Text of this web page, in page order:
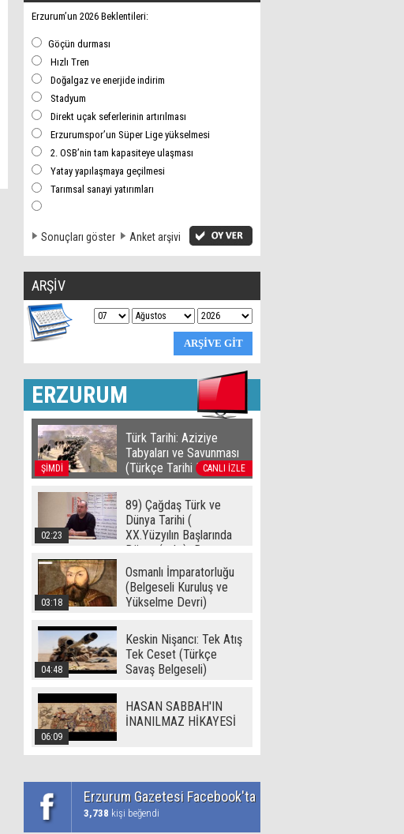
Erzurum’un 2026 Beklentileri:
Göçün durması
Hızlı Tren
Doğalgaz ve enerjide indirim
Stadyum
Direkt uçak seferlerinin artırılması
Erzurumspor’un Süper Lige yükselmesi
2. OSB’nin tam kapasiteye ulaşması
Yatay yapılaşmaya geçilmesi
Tarımsal sanayi yatırımları
Sonuçları göster Anket arşivi
ARŞİV
ERZURUM
ŞİMDİ CANLI İZLE
Türk Tarihi: Aziziye
Tabyaları ve Savunması
(Türkçe Tarihi Belgesel)
02:23
89) Çağdaş Türk ve
Dünya Tarihi (
XX.Yüzyılın Başlarında
Dünya ( - I -) -Ramazan
Yetgin (2017)
03:18
Osmanlı İmparatorluğu
(Belgeseli Kuruluş ve
Yükselme Devri)
04:48
Keskin Nişancı: Tek Atış
Tek Ceset (Türkçe
Savaş Belgeseli)
06:09
HASAN SABBAH'IN
İNANILMAZ HİKAYESİ
Erzurum Gazetesi Facebook'ta
3,738 kişi beğendi